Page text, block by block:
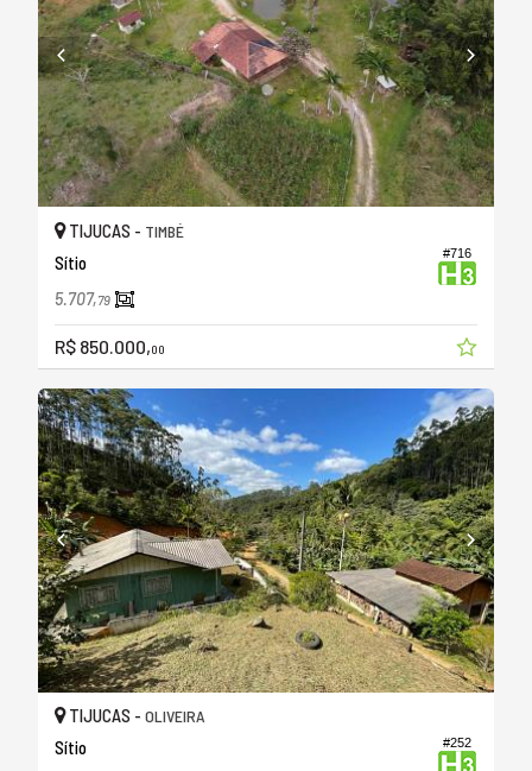
#716
TIJUCAS - TIMBÉ
Sítio
5.707,79
R$ 850.000,00
#252
TIJUCAS - OLIVEIRA
Sítio